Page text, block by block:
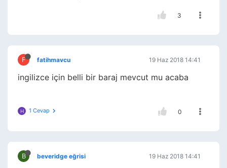
3
F fatihmavcu 19 Haz 2018 14:41
ingilizce için belli bir baraj mevcut mu acaba
H 1 Cevap 0
B beveridge eğrisi 19 Haz 2018 14:41